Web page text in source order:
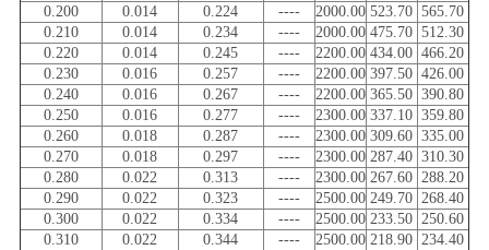
0.200
0.014 0.224 ---- 2000.00 523.70 565.70
0.210
0.014 0.234 ---- 2000.00 475.70 512.30
0.220
0.014 0.245 ---- 2200.00 434.00 466.20
0.230
0.016 0.257 ---- 2200.00 397.50 426.00
0.240
0.016 0.267 ---- 2200.00 365.50 390.80
0.250
0.016 0.277 ---- 2300.00 337.10 359.80
0.260
0.018 0.287 ---- 2300.00 309.60 335.00
0.270
0.018 0.297 ---- 2300.00 287.40 310.30
0.280
0.022 0.313 ---- 2300.00 267.60 288.20
0.290
0.022 0.323 ---- 2500.00 249.70 268.40
0.300
0.022 0.334 ---- 2500.00 233.50 250.60
0.310
0.022 0.344 ---- 2500.00 218.90 234.40